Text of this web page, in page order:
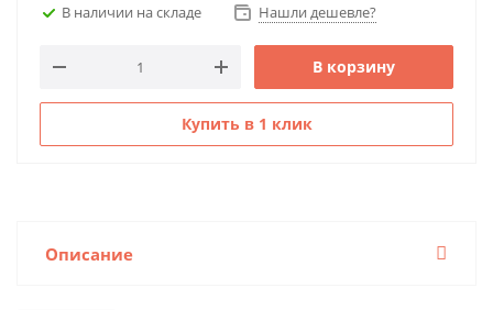
В наличии на складе Нашли дешевле?
В корзину
Купить в 1 клик
Описание